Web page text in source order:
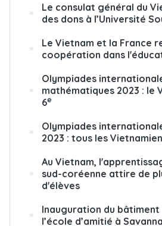
Le consulat général du
des dons à l’Université
Le Vietnam et la France
coopération dans
Olympiades
mathématiques 2023 : le
6e
Olympiades
2023 : tous les
Au Vietnam,
sud-coréenne attire de
d'élèves
Inauguration du
l’école d’amitié à